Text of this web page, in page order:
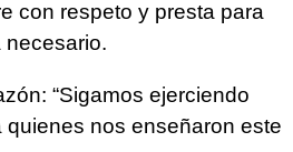
con respeto y presta para
necesario.
“Sigamos ejerciendo
nos enseñaron este